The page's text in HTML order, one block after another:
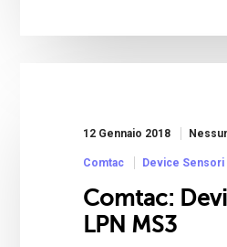
12 Gennaio 2018
Comtac Device Sensori
Comtac:
LPN MS3